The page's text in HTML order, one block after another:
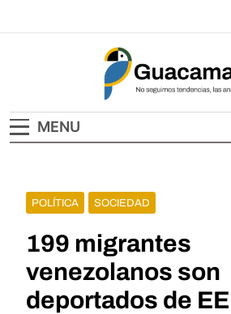
MENU
POLÍTICA SOCIEDAD
199 migrantes
venezolanos son
deportados de